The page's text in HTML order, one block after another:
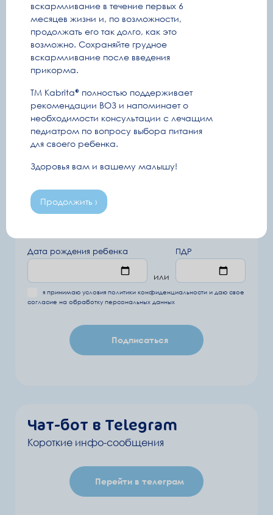
Подпишитесь и получайте полезную
информацию удобным способом
Информация о беременности и уходе за малышом
Секретные промокоды и розыгрыши
Емейл
Полезные письма
E-mail
Дата рождения ребенка
или
ПДР
я принимаю условия политики конфиденциальности и даю свое
согласие на обработку персональных данных
Подписаться
Чат-бот в Telegram
Короткие инфо-сообщения
Перейти в телеграм
вскармливание в течение первых 6
месяцев жизни и, по возможности,
продолжать его так долго, как это
возможно. Сохраняйте грудное
вскармливание после введения
прикорма.
ТМ Kabrita
полностью поддерживает
рекомендации ВОЗ и напоминает о
необходимости консультации с лечащим
педиатром по вопросу выбора питания
для своего ребенка.
Здоровья вам и вашему малышу!
Продолжить ›